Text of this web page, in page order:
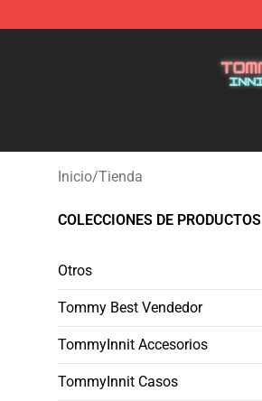
Inicio/Tienda
COLECCIONES DE PRODUCTOS
Otros
Tommy Best Vendedor
TommyInnit Accesorios
TommyInnit Casos